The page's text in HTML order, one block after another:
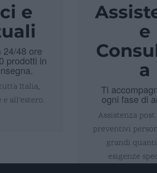
e
24/48 ore
prodotti in
Italia,
all’estero.
e
a
Ti
ogni fase di
Assistenza
preventivi
grandi
esigenze